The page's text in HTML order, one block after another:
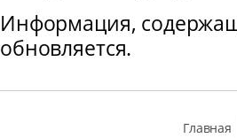
Информация,
обновляется.
Главная